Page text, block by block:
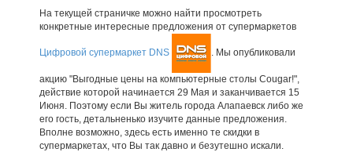
На текущей страничке можно найти просмотреть
конкретные интересные предложения от супермаркетов
Цифровой супермаркет DNS . Мы опубликовали
акцию "Выгодные цены на компьютерные столы Cougar!",
действие которой начинается 29 Мая и заканчивается 15
Июня. Поэтому если Вы житель города Алапаевск либо же
его гость, детальненько изучите данные предложения.
Вполне возможно, здесь есть именно те скидки в
супермаркетах, что Вы так давно и безутешно искали.